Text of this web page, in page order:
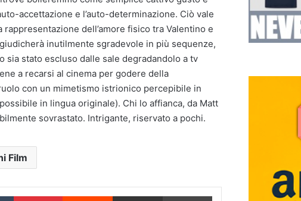
accettazione e l’auto-determinazione. Ciò vale
dell’amore fisico tra Valentino e
inutilmente sgradevole in più sequenze,
stato escluso dalle sale degradandolo a tv
a recarsi al cinema per godere della
con un mimetismo istrionico percepibile in
in lingua originale). Chi lo affianca, da Matt
sovrastato. Intrigante, riservato a pochi.
Film
Tumblr Pinterest Reddit Condividi via Email Stampa